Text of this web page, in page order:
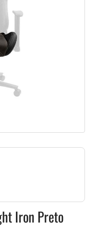
Iron Preto